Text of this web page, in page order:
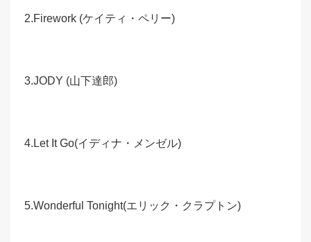
2.Firework (ケイティ・ペリー)
3.JODY (山下達郎)
4.Let It Go(イディナ・メンゼル)
5.Wonderful Tonight(エリック・クラプトン)